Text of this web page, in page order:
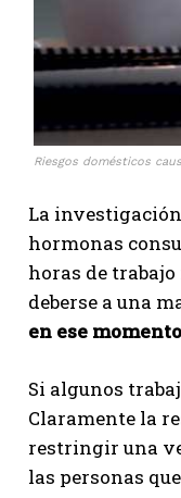
Riesgos domésticos
La
hormonas
horas de
deberse a una
en ese
Si algunos
Claramente la
restringir una
las personas